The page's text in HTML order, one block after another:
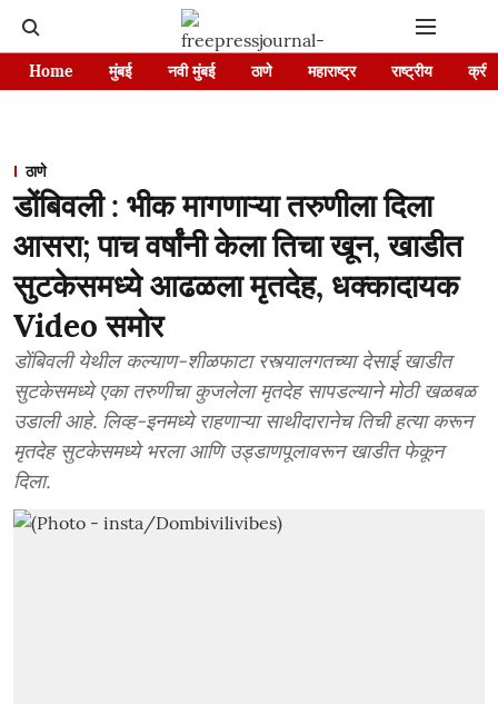
Home मुंबई नवी मुंबई ठाणे महाराष्ट्र राष्ट्रीय
ठाणे
डोंबिवली : भीक मागणाऱ्या तरुणीला दिला
आसरा; पाच वर्षांनी केला तिचा खून, खाडीत
सुटकेसमध्ये आढळला मृतदेह, धक्कादायक
Video समोर
डोंबिवली येथील कल्याण-शीळफाटा रस्त्यालगतच्या देसाई खाडीत
सुटकेसमध्ये एका तरुणीचा कुजलेला मृतदेह सापडल्याने मोठी खळबळ
उडाली आहे. लिव्ह-इनमध्ये राहणाऱ्या साथीदारानेच तिची हत्या करून
मृतदेह सुटकेसमध्ये भरला आणि उड्डाणपूलावरून खाडीत फेकून
दिला.